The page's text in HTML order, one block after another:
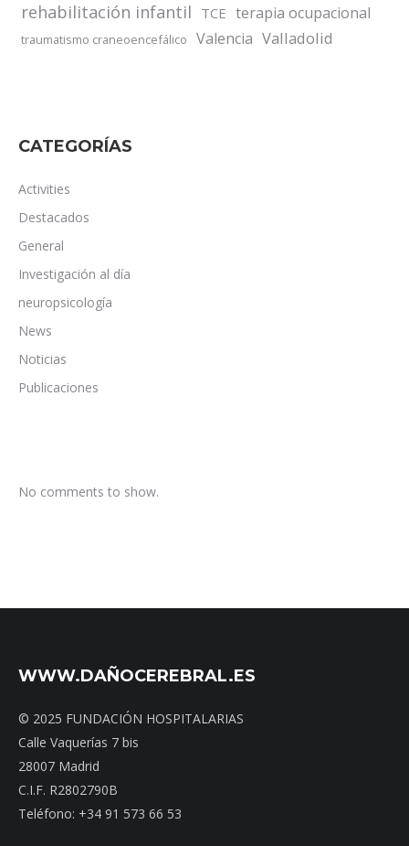
rehabilitación infantil TCE terapia ocupacional
traumatismo craneoencefálico Valencia Valladolid
CATEGORÍAS
Activities
Destacados
General
Investigación al día
neuropsicología
News
Noticias
Publicaciones
No comments to show.
WWW.DAÑOCEREBRAL.ES
© 2025 FUNDACIÓN HOSPITALARIAS
Calle Vaquerías 7 bis
28007 Madrid
C.I.F. R2802790B
Teléfono: +34 91 573 66 53